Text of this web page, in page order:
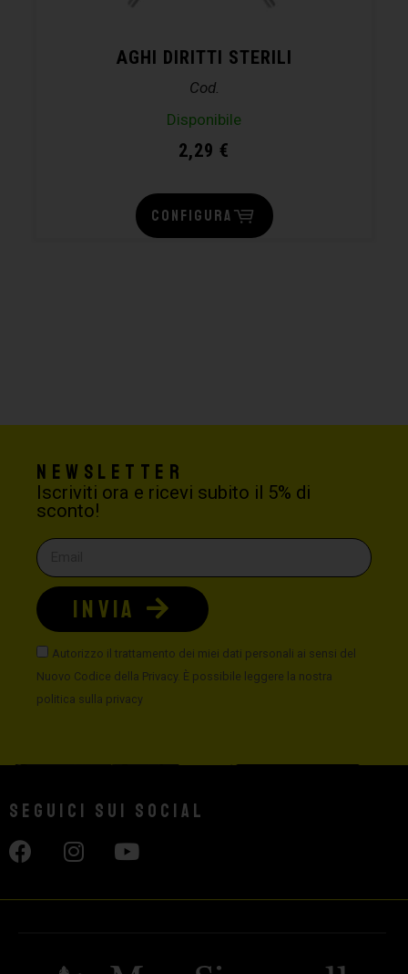
AGHI DIRITTI STERILI
Cod.
Disponibile
2,29 €
CONFIGURA
Newsletter
Iscriviti ora e ricevi subito il 5% di
sconto!
Autorizzo il trattamento dei miei dati personali ai sensi del
Nuovo Codice della Privacy. È possibile leggere la nostra
politica sulla privacy
INVIA
Seguici sui social